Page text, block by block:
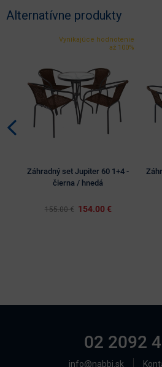
Alternatívne produkty
Vynikajúce hodnotenie
až 100%
Záhradný set Jupiter 60 1+4 -
čierna / hnedá
155.00 € 154.00 €
02 2092
info@nabbi.sk